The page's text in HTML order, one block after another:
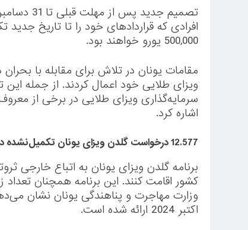
500,000 یورو خواهند بود.
ویزای طلایی خود اعمال کردند. از جمله این
سرمایه‌گذاری ویزای طلایی در برخی از
اشاره کرد.
12.577 درخواست گلدن ویزای یونان تکمیل‌نشده در اکتبر 2024
برنامه گلدن ویزای یونان به اتباع خارجی
کشور اقامت کنند. این برنامه همچنان تعداد
اکتبر 2024 ارائه شده است.